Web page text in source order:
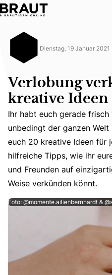
Verlobung verkünden: 20
Dienstag, 19 Januar 2021
Verlobung
kreative
Ihr habt euch gerade
Ihr habt euch gerade
unbedingt der ganzen
euch 20 kreative Ideen für
hilfreiche Tipps, wie ihr
und Freunden auf
Weise verkünden könnt.
Foto: @momente.ailienbernhardt &